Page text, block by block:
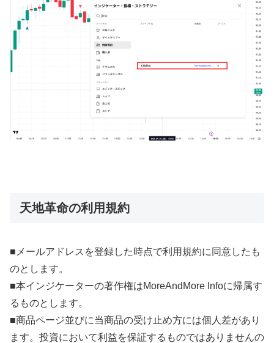
天地革命の利用規約
■メールアドレスを登録した時点で利用規約に同意したも
のとします。
■本インジケーターの著作権はMoreAndMore Infoに帰属す
るものとします。
■商品ページ並びに当商品の受け止め方には個人差があり
ます。投資において利益を保証するものではありませんの